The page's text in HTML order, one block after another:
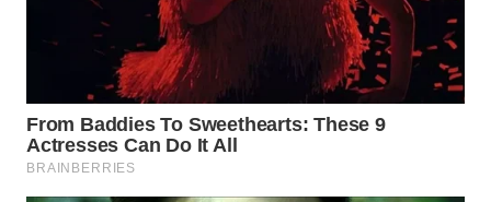
WN
PADANG
LAWAS